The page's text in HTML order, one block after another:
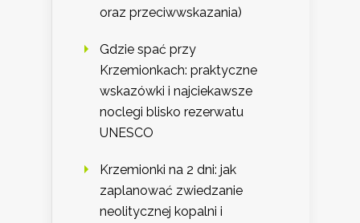
oraz przeciwwskazania)
Gdzie spać przy
Krzemionkach: praktyczne
wskazówki i najciekawsze
noclegi blisko rezerwatu
UNESCO
Krzemionki na 2 dni: jak
zaplanować zwiedzanie
neolitycznej kopalni i